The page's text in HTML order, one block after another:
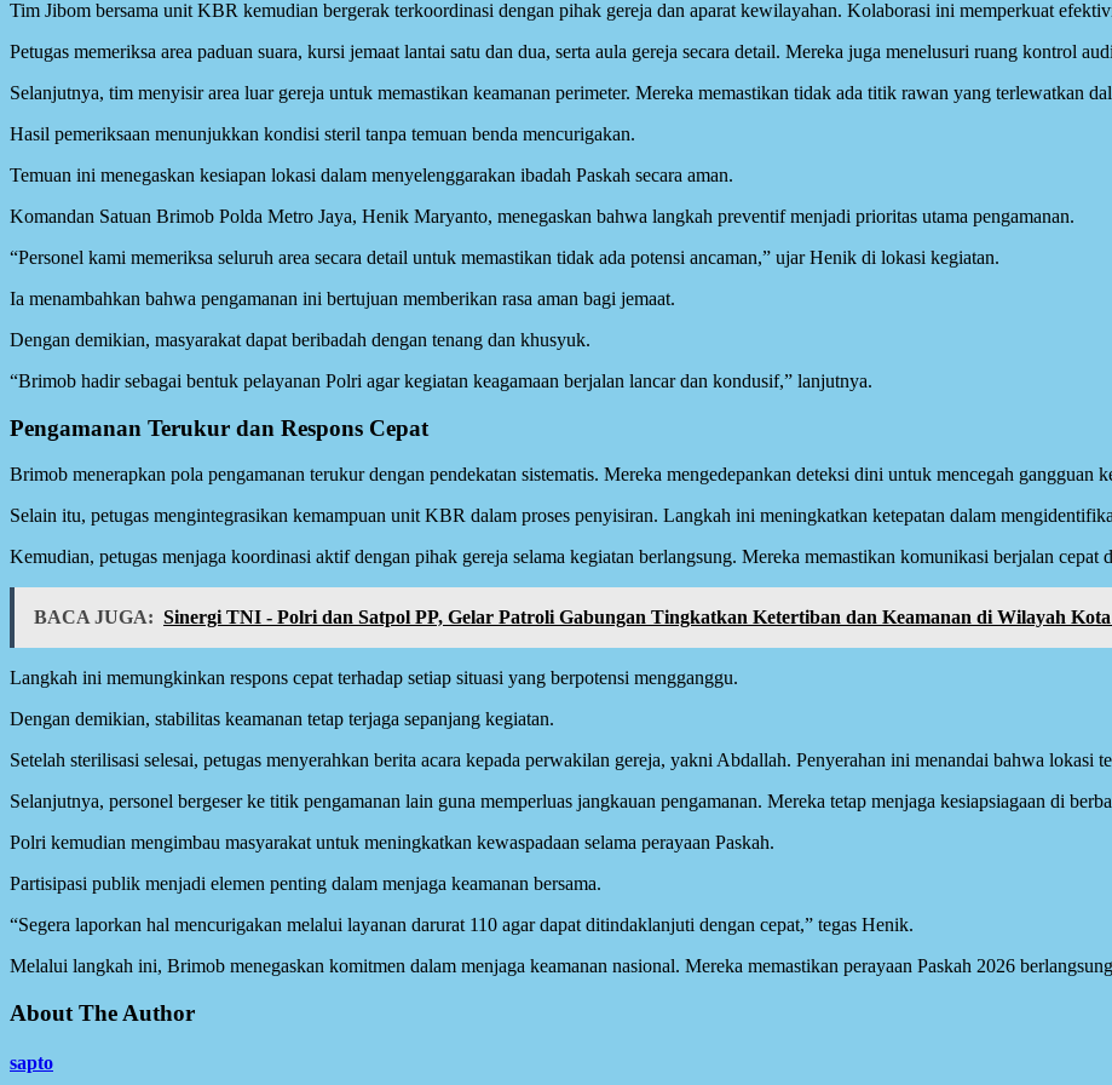
Tim Jibom bersama unit KBR kemudian bergerak terkoordinasi dengan pihak gereja dan aparat kewilayahan. Kolaborasi ini memperkuat
Petugas memeriksa area paduan suara, kursi jemaat lantai satu dan dua, serta aula gereja secara detail. Mereka juga menelusuri ruang kontrol
Selanjutnya, tim menyisir area luar gereja untuk memastikan keamanan perimeter. Mereka memastikan tidak ada titik rawan yang terlewatkan
Hasil pemeriksaan menunjukkan kondisi steril tanpa temuan benda mencurigakan.
Temuan ini menegaskan kesiapan lokasi dalam menyelenggarakan ibadah Paskah secara aman.
Komandan Satuan Brimob Polda Metro Jaya, Henik Maryanto, menegaskan bahwa langkah preventif menjadi prioritas utama pengamanan.
“Personel kami memeriksa seluruh area secara detail untuk memastikan tidak ada potensi ancaman,” ujar Henik di lokasi kegiatan.
Ia menambahkan bahwa pengamanan ini bertujuan memberikan rasa aman bagi jemaat.
Dengan demikian, masyarakat dapat beribadah dengan tenang dan khusyuk.
“Brimob hadir sebagai bentuk pelayanan Polri agar kegiatan keagamaan berjalan lancar dan kondusif,” lanjutnya.
Pengamanan Terukur dan Respons Cepat
Brimob menerapkan pola pengamanan terukur dengan pendekatan sistematis. Mereka mengedepankan deteksi dini untuk mencegah gangguan
Selain itu, petugas mengintegrasikan kemampuan unit KBR dalam proses penyisiran. Langkah ini meningkatkan ketepatan dalam
Kemudian, petugas menjaga koordinasi aktif dengan pihak gereja selama kegiatan berlangsung. Mereka memastikan komunikasi berjalan cepat
BACA JUGA: Sinergi TNI - Polri dan Satpol PP, Gelar Patroli Gabungan Tingkatkan Ketertiban dan Keamanan di Wilayah
Langkah ini memungkinkan respons cepat terhadap setiap situasi yang berpotensi mengganggu.
Dengan demikian, stabilitas keamanan tetap terjaga sepanjang kegiatan.
Setelah sterilisasi selesai, petugas menyerahkan berita acara kepada perwakilan gereja, yakni Abdallah. Penyerahan ini menandai bahwa lokasi
Selanjutnya, personel bergeser ke titik pengamanan lain guna memperluas jangkauan pengamanan. Mereka tetap menjaga kesiapsiagaan di
Polri kemudian mengimbau masyarakat untuk meningkatkan kewaspadaan selama perayaan Paskah.
Partisipasi publik menjadi elemen penting dalam menjaga keamanan bersama.
“Segera laporkan hal mencurigakan melalui layanan darurat 110 agar dapat ditindaklanjuti dengan cepat,” tegas Henik.
Melalui langkah ini, Brimob menegaskan komitmen dalam menjaga keamanan nasional. Mereka memastikan perayaan Paskah 2026
About The Author
sapto